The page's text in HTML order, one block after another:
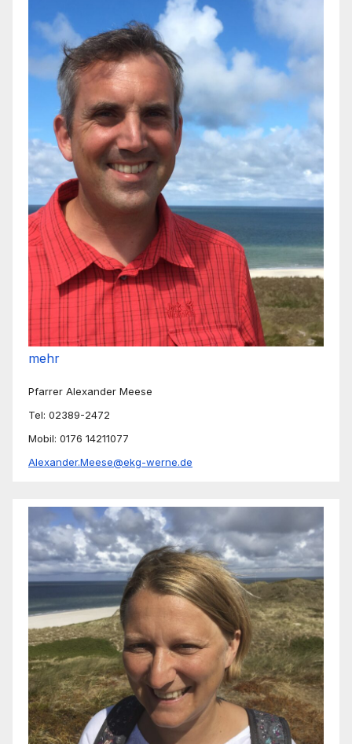
mehr
Pfarrer Alexander Meese
Tel: 02389-2472
Mobil: 0176 14211077
Alexander.Meese@ekg-werne.de